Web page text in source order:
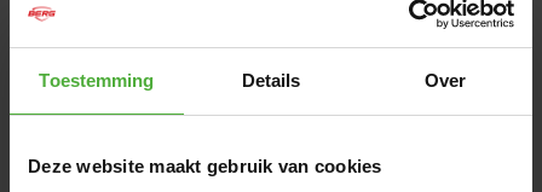
Toestemming Details Over
Deze website maakt gebruik van cookies
| vidéo
Livré sous 1 à 2 jours ouvrés